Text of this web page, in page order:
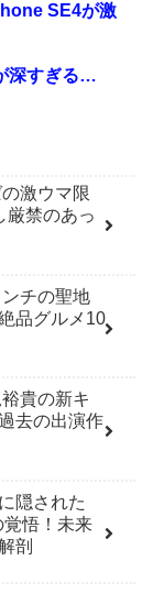
SE4が激
深すぎる…
激ウマ限
厳禁のあっ
ンチの聖地
品グルメ10
貴の新キ
去の出演作
隠された
覚悟！未来
剖